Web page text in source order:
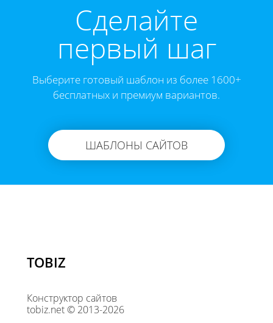
Cделайте
первый шаг
Выберите готовый шаблон из более 1600+
бесплатных и премиум вариантов.
ШАБЛОНЫ САЙТОВ
TOBIZ
Конструктор сайтов
tobiz.net © 2013-2026